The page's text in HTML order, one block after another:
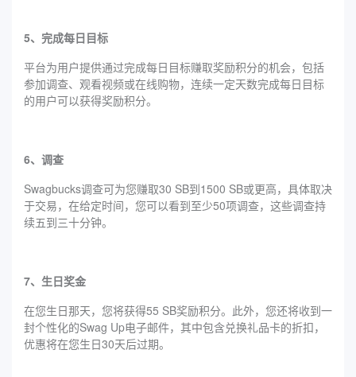
5、完成每日目标
平台为用户提供通过完成每日目标赚取奖励积分的机会，包括
参加调查、观看视频或在线购物，连续一定天数完成每日目标
的用户可以获得奖励积分。
6、调查
Swagbucks调查可为您赚取30 SB到1500 SB或更高，具体取决
于交易，在给定时间，您可以看到至少50项调查，这些调查持
续五到三十分钟。
7、生日奖金
在您生日那天，您将获得55 SB奖励积分。此外，您还将收到一
封个性化的Swag Up电子邮件，其中包含兑换礼品卡的折扣，
优惠将在您生日30天后过期。